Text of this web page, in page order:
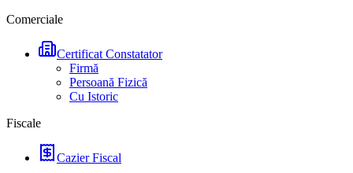
Comerciale
Certificat Constatator
Firmă
Persoană Fizică
Cu Istoric
Fiscale
Cazier Fiscal